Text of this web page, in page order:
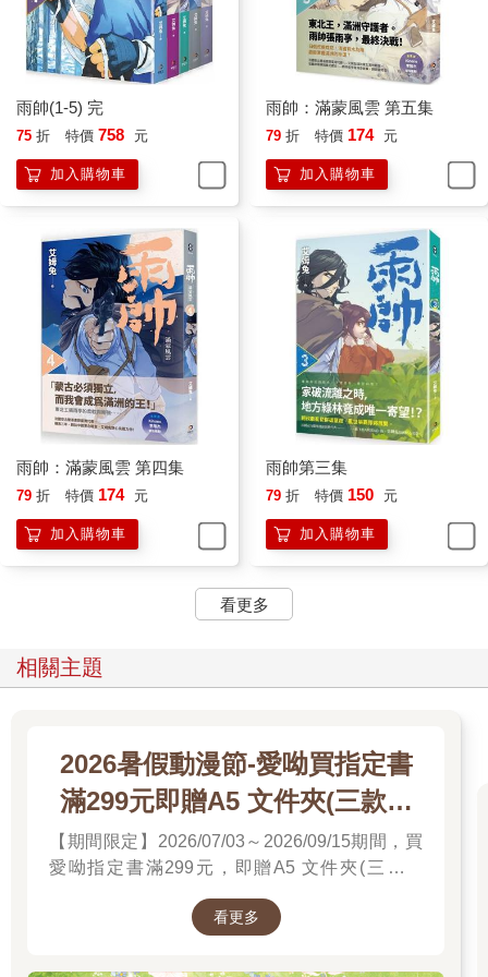
雨帥(1-5) 完
75 折 特價 758 元
加入購物車
雨帥：滿蒙風雲 第五集
79 折 特價 174 元
加入購物車
雨帥：滿蒙風雲 第四集
79 折 特價 174 元
加入購物車
雨帥第三集
79 折 特價 150 元
加入購物車
看更多
相關主題
2026暑假動漫節-愛呦買指定書
滿299元即贈A5 文件夾(三款隨
機)
【期間限定】2026/07/03～2026/09/15期間，買
愛呦指定書滿299元，即贈A5 文件夾(三款隨
機)！單筆訂單不累贈，數量有限，送完為止！
看更多